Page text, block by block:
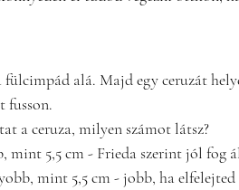
alá. Majd egy ceruzát
fusson.
a ceruza, milyen számot látsz?
mint 5,5 cm - Frieda szerint jól fog
mint 5,5 cm - jobb, ha elfelejted